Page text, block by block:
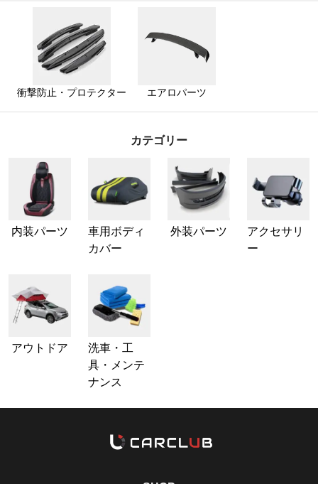
衝撃防止・プロテクター エアロパーツ
カテゴリー
内装パーツ
車用ボディ
カバー
外装パーツ
アクセサリ
ー
アウトドア
洗車・工
具・メンテ
ナンス